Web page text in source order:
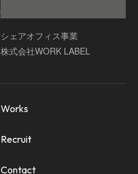
シェアオフィス事業
株式会社WORK LABEL
Recruit
Works
Contact